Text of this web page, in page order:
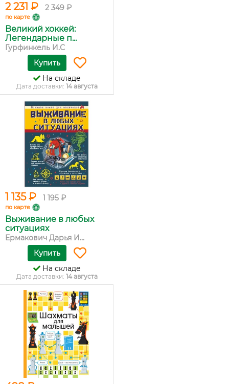
2 231 ₽ 2 349 ₽
по карте
Великий хоккей:
Легендарные п...
Гурфинкель И.С
Купить
На складе
Дата доставки: 14 августа
1 135 ₽ 1 195 ₽
по карте
Выживание в любых
ситуациях
Ермакович Дарья И...
Купить
На складе
Дата доставки: 14 августа